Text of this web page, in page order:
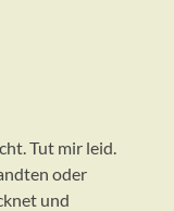
Tut mir leid.
oder
und